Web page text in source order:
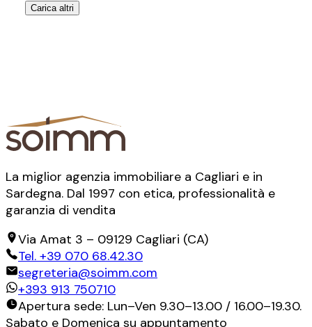
Carica altri
La miglior agenzia immobiliare a Cagliari e in
Sardegna. Dal 1997 con etica, professionalità e
garanzia di vendita
Via Amat 3 – 09129 Cagliari (CA)
Tel. +39 070 68.42.30
segreteria@soimm.com
+393 913 750710
Apertura sede: Lun–Ven 9.30–13.00 / 16.00–19.30.
Sabato e Domenica su appuntamento